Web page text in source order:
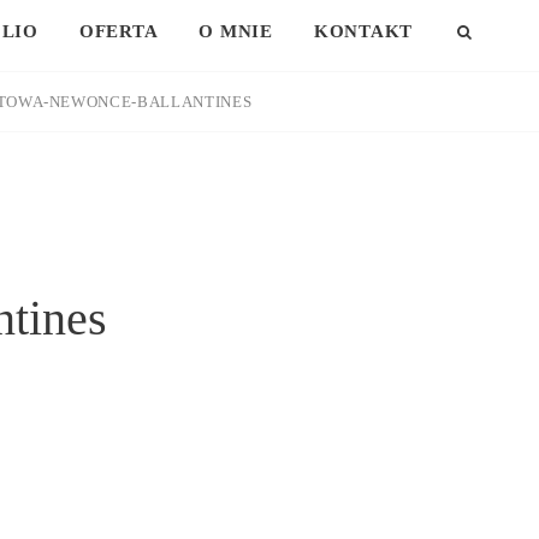
OFERTA O MNIE KONTAKT
NEWONCE-BALLANTINES